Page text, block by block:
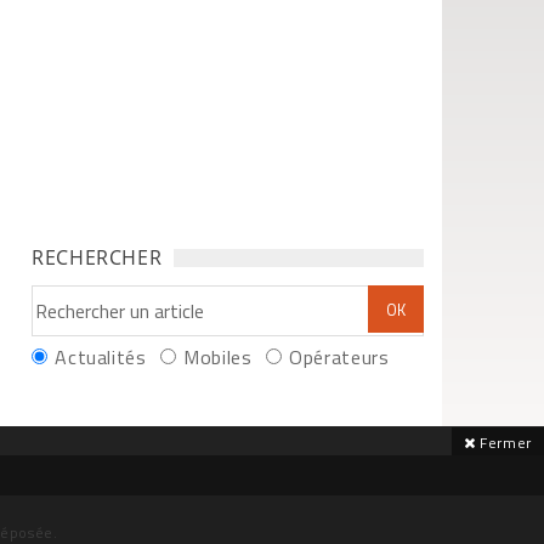
RECHERCHER
Actualités Mobiles Opérateurs
Fermer